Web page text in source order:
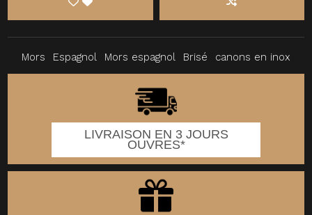
Mors Espagnol Mors espagnol Brisé canons en inox
LIVRAISON EN 3 JOURS
OUVRES*